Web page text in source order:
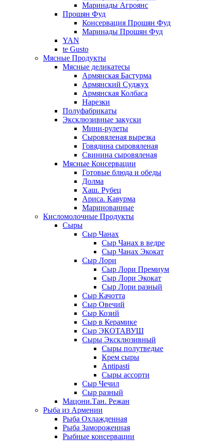
Маринады Агроянс
Прошян Фуд
Консервация Прошян Фуд
Маринады Прошян Фуд
YAN
te Gusto
Мясные Продукты
Мясные деликатесы
Армянская Бастурма
Армянский Суджух
Армянская Колбаса
Нарезки
Полуфабрикаты
Эксклюзивные закуски
Мини-рулеты
Сыровяленая вырезка
Говядина сыровяленая
Свинина сыровяленая
Мясные Консервации
Готовые блюда и обеды
Долма
Хаш. Рубец
Ариса. Кавурма
Маринованные
Кисломолочные Продукты
Сыры
Сыр Чанах
Сыр Чанах в ведре
Сыр Чанах Экокат
Сыр Лори
Сыр Лори Премиум
Сыр Лори Экокат
Сыр Лори разный
Сыр Качотта
Сыр Овечий
Сыр Козий
Сыр в Керамике
Сыр ЭКОТАВУШ
Сыры Эксклюзивный
Сыры полутведые
Крем сыры
Antipasti
Сыры ассорти
Сыр Чечил
Сыр разный
Мацони.Тан. Режан
Рыба из Армении
Рыба Охлажденная
Рыба Замороженная
Рыбные консервации